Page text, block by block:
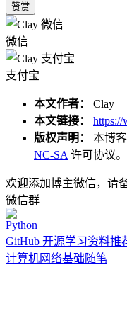
赞赏
微信
支付宝
本文作者：
Clay
本文链接：
https://
版权声明：
本博
NC-SA 许可协议
欢迎添加博主微信，请
微信群
Python
GitHub 开源学习资料推
计算机网络基础随笔